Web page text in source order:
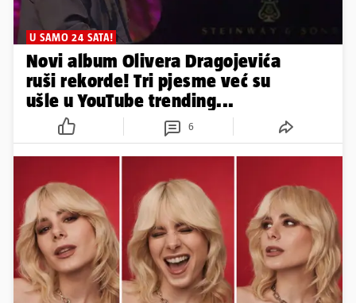
U SAMO 24 SATA!
Novi album Olivera Dragojevića
ruši rekorde! Tri pjesme već su
ušle u YouTube trending...
6